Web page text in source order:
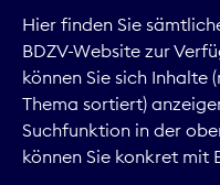
Hier finden Sie
BDZV-Website zur
können Sie sich Inhalte
Thema sortiert)
Suchfunktion in der
können Sie konkret mit